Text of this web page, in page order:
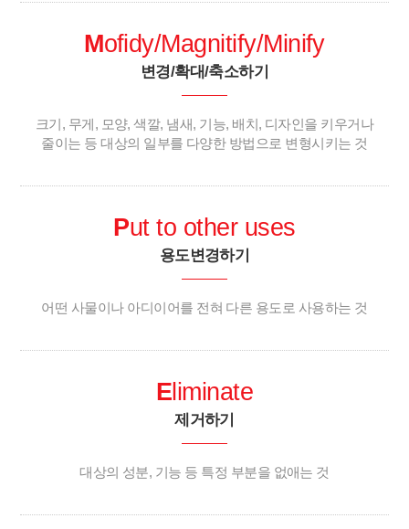
Mofidy/Magnitify/Minify
변경/확대/축소하기
크기, 무게, 모양, 색깔, 냄새, 기능, 배치, 디자인을 키우거나
줄이는 등 대상의 일부를 다양한 방법으로 변형시키는 것
Put to other uses
용도변경하기
어떤 사물이나 아디이어를 전혀 다른 용도로 사용하는 것
E liminate
제거하기
대상의 성분, 기능 등 특정 부분을 없애는 것